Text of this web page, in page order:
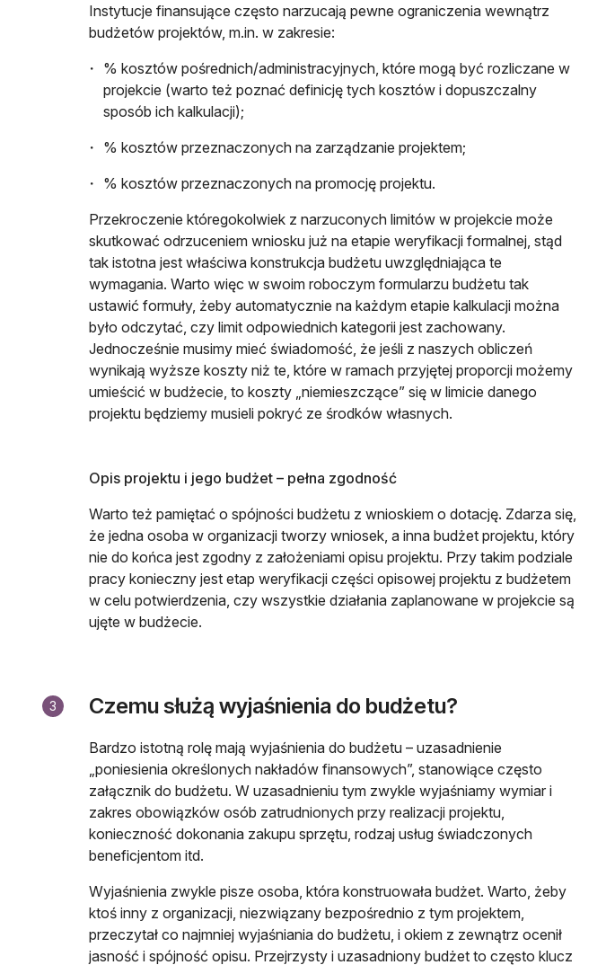
Instytucje finansujące często narzucają pewne ograniczenia wewnątrz
budżetów projektów, m.in. w zakresie:
% kosztów pośrednich/administracyjnych, które mogą być rozliczane w
projekcie (warto też poznać definicję tych kosztów i dopuszczalny
sposób ich kalkulacji);
% kosztów przeznaczonych na zarządzanie projektem;
% kosztów przeznaczonych na promocję projektu.
Przekroczenie któregokolwiek z narzuconych limitów w projekcie może
skutkować odrzuceniem wniosku już na etapie weryfikacji formalnej, stąd
tak istotna jest właściwa konstrukcja budżetu uwzględniająca te
wymagania. Warto więc w swoim roboczym formularzu budżetu tak
ustawić formuły, żeby automatycznie na każdym etapie kalkulacji można
było odczytać, czy limit odpowiednich kategorii jest zachowany.
Jednocześnie musimy mieć świadomość, że jeśli z naszych obliczeń
wynikają wyższe koszty niż te, które w ramach przyjętej proporcji możemy
umieścić w budżecie, to koszty „niemieszczące” się w limicie danego
projektu będziemy musieli pokryć ze środków własnych.
Opis projektu i jego budżet – pełna zgodność
Warto też pamiętać o spójności budżetu z wnioskiem o dotację. Zdarza się,
że jedna osoba w organizacji tworzy wniosek, a inna budżet projektu, który
nie do końca jest zgodny z założeniami opisu projektu. Przy takim podziale
pracy konieczny jest etap weryfikacji części opisowej projektu z budżetem
w celu potwierdzenia, czy wszystkie działania zaplanowane w projekcie są
ujęte w budżecie.
3 Czemu służą wyjaśnienia do budżetu?
Bardzo istotną rolę mają wyjaśnienia do budżetu – uzasadnienie
„poniesienia określonych nakładów finansowych”, stanowiące często
załącznik do budżetu. W uzasadnieniu tym zwykle wyjaśniamy wymiar i
zakres obowiązków osób zatrudnionych przy realizacji projektu,
konieczność dokonania zakupu sprzętu, rodzaj usług świadczonych
beneficjentom itd.
Wyjaśnienia zwykle pisze osoba, która konstruowała budżet. Warto, żeby
ktoś inny z organizacji, niezwiązany bezpośrednio z tym projektem,
przeczytał co najmniej wyjaśniania do budżetu, i okiem z zewnątrz ocenił
jasność i spójność opisu. Przejrzysty i uzasadniony budżet to często klucz